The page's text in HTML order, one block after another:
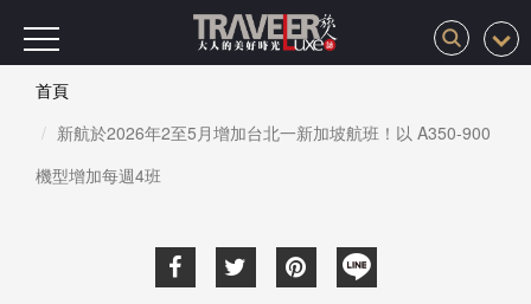
首頁
新航於2026年2至5月增加台北一新加坡航班！以 A350-900
機型增加每週4班